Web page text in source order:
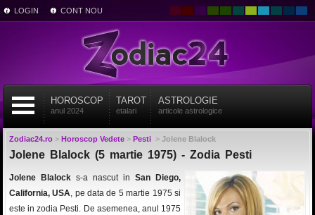
LOGIN CONT NOU
HOROSCOP
anul 2024
TAROT
etalari
ASTROLOGIE
articole astrologice
Zodiac24.ro> Horoscop Vedete> Pesti> Jolene Blalock
Jolene Blalock (5 martie 1975) - Zodia Pesti
Jolene Blalocks-a nascut in San Diego,
California, USA, pe data de 5 martie 1975 si
este in zodia Pesti. De asemenea, anul 1975